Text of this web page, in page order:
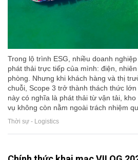
Trong lộ trình ESG, nhiều doanh
phát thải trực tiếp của mình: điện,
phòng. Nhưng khi khách hàng và thị
chuỗi, Scope 3 trở thành thách thức
này có nghĩa là phát thải từ vận tải,
vụ không còn nằm ngoài trách nhiệm
Thời sự - Logistics